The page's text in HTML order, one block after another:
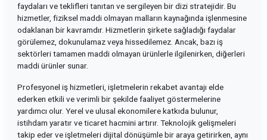
faydaları ve teklifleri tanıtan ve sergileyen bir dizi stratejidir. Bu
hizmetler, fiziksel maddi olmayan malların kaynağında işlenmesine
odaklanan bir kavramdır. Hizmetlerin şirkete sağladığı faydalar
görülemez, dokunulamaz veya hissedilemez. Ancak, bazı iş
sektörleri tamamen maddi olmayan ürünlerle ilgilenirken, diğerleri
maddi ürünler sunar.
Profesyonel iş hizmetleri, işletmelerin rekabet avantajı elde
ederken etkili ve verimli bir şekilde faaliyet göstermelerine
yardımcı olur. Yerel ve ulusal ekonomilere katkıda bulunur,
istihdam yaratır ve ticaret hacmini artırır. Teknolojik gelişmeleri
takip eder ve işletmeleri dijital dönüşümle bir araya getirirken, aynı